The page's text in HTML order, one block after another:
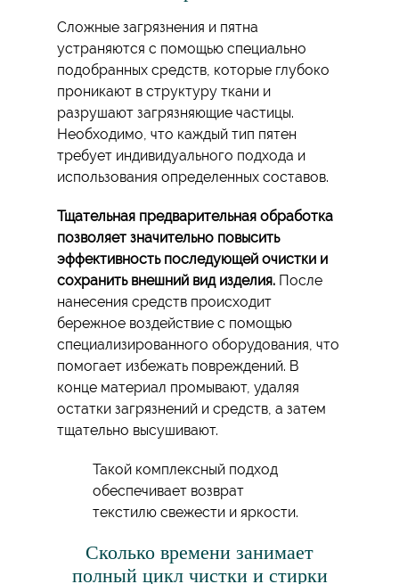
Сложные загрязнения и пятна
устраняются с помощью специально
подобранных средств, которые глубоко
проникают в структуру ткани и
разрушают загрязняющие частицы.
Необходимо, что каждый тип пятен
требует индивидуального подхода и
использования определенных составов.
Тщательная предварительная обработка
позволяет значительно повысить
эффективность последующей очистки и
сохранить внешний вид изделия. После
нанесения средств происходит
бережное воздействие с помощью
специализированного оборудования, что
помогает избежать повреждений. В
конце материал промывают, удаляя
остатки загрязнений и средств, а затем
тщательно высушивают.
Такой комплексный подход
обеспечивает возврат
текстилю свежести и яркости.
Сколько времени занимает
полный цикл чистки и стирки